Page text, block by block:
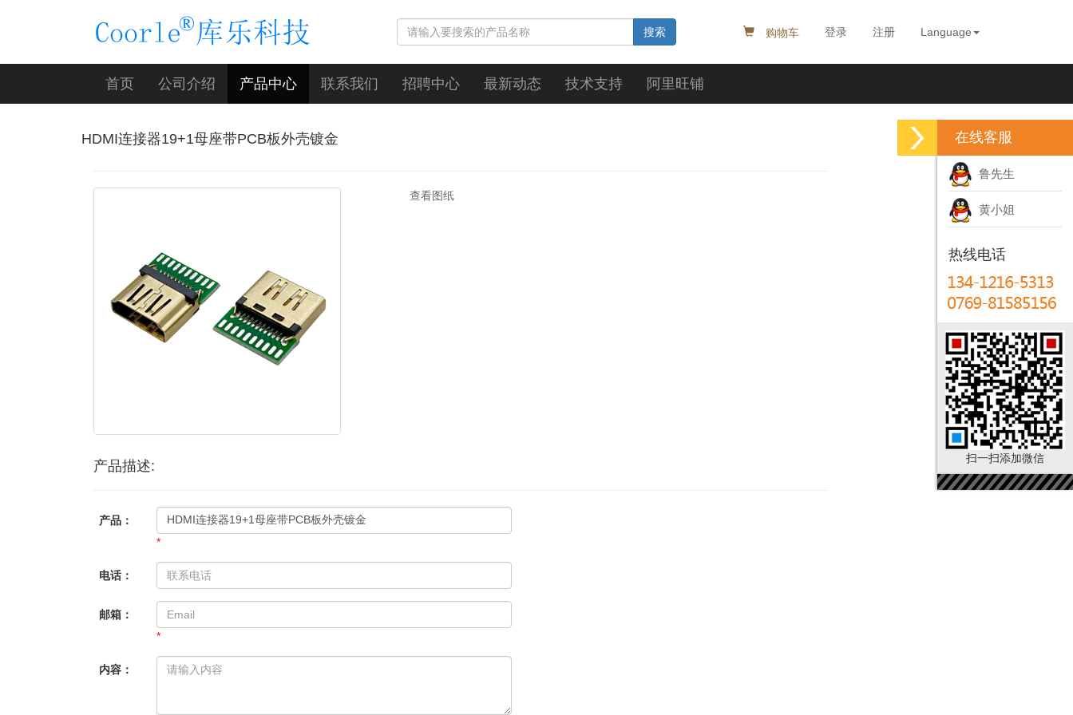
搜索 购物车 登录 注册 Language
首页 公司介绍 产品中心 联系我们 招聘中心 最新动态 技术支持 阿里旺铺
HDMI连接器19+1母座带PCB板外壳镀金
查看图纸
产品描述:
产品：
*
电话：
邮箱：
*
内容：
在线客服
鲁先生
黄小姐
热线电话
扫一扫添加微信